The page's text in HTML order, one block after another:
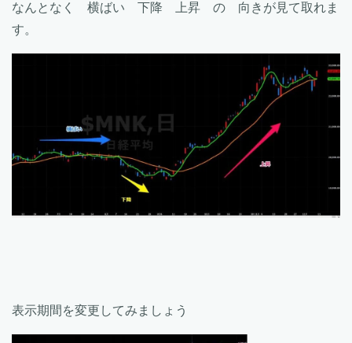
なんとなく 横ばい 下降 上昇 の 向きが見て取れま
す。
表示期間を変更してみましょう